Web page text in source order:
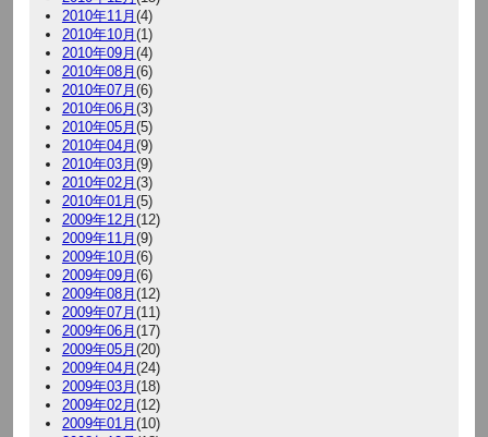
2010年11月 (4)
2010年10月 (1)
2010年09月 (4)
2010年08月 (6)
2010年07月 (6)
2010年06月 (3)
2010年05月 (5)
2010年04月 (9)
2010年03月 (9)
2010年02月 (3)
2010年01月 (5)
2009年12月 (12)
2009年11月 (9)
2009年10月 (6)
2009年09月 (6)
2009年08月 (12)
2009年07月 (11)
2009年06月 (17)
2009年05月 (20)
2009年04月 (24)
2009年03月 (18)
2009年02月 (12)
2009年01月 (10)